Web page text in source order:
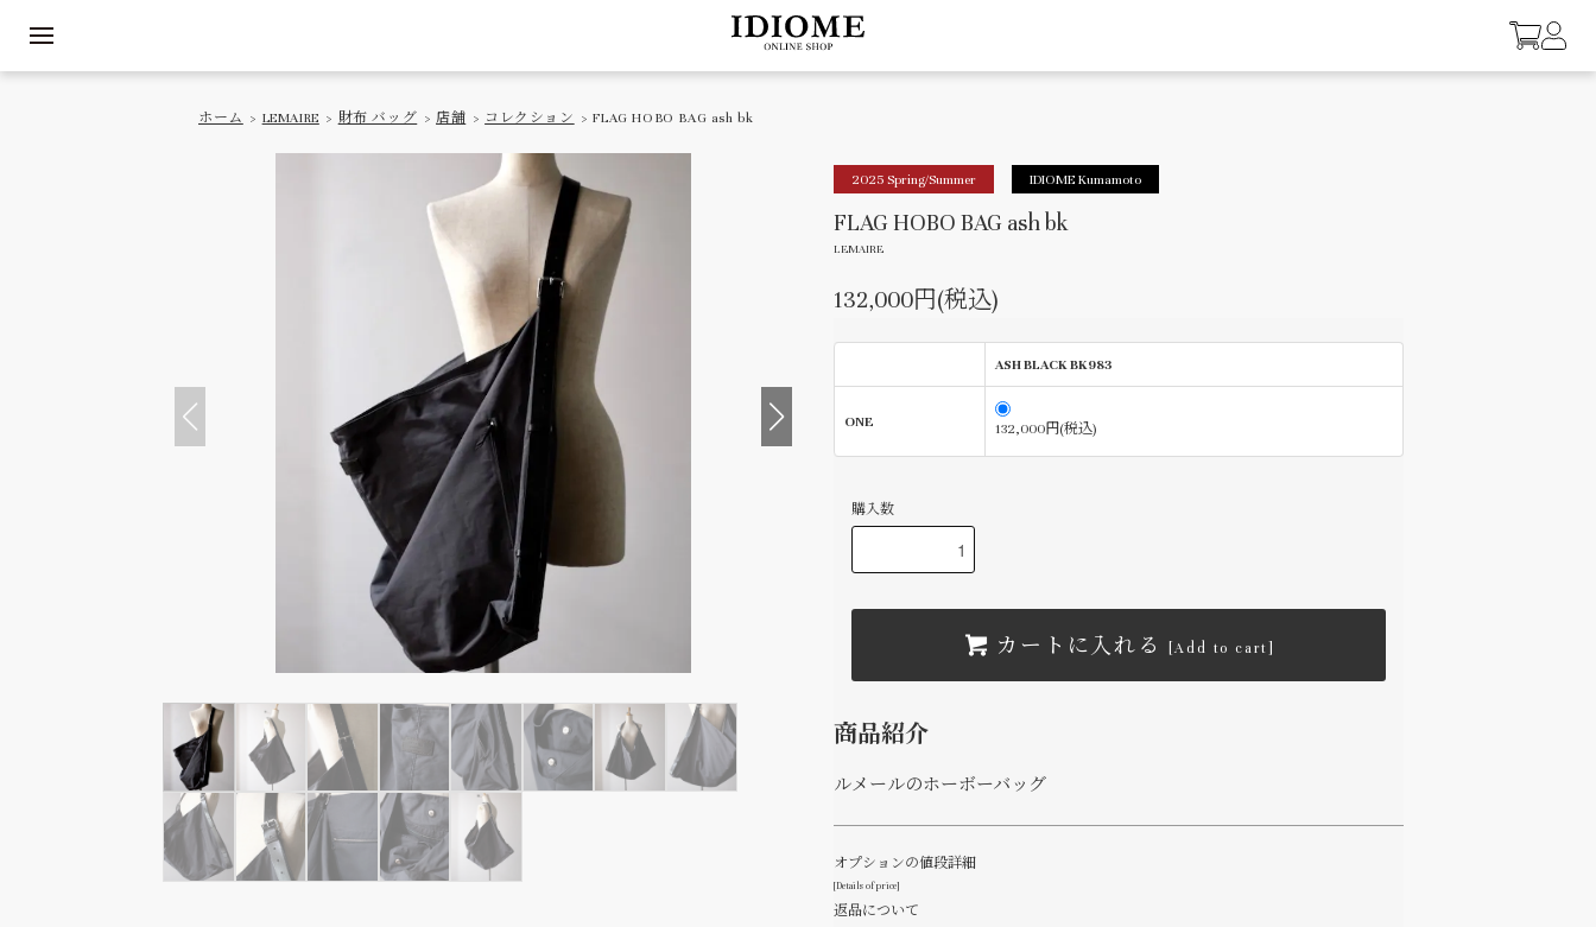
ホーム > LEMAIRE > 財布 バッグ > 店舗 > コレクション > FLAG HOBO BAG ash bk
2025 Spring/Summer IDIOME Kumamoto
FLAG HOBO BAG ash bk
LEMAIRE
132,000円(税込)
ASH BLACK BK983
ONE 132,000円(税込)
購入数
カートに入れる [Add to cart]
商品紹介
ルメールのホーボーバッグ
オプションの値段詳細
[Details of price]
返品について